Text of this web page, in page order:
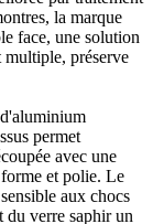
la marque
face, une solution
multiple, préserve
permet
avec une
et polie. Le
aux chocs
du verre saphir un